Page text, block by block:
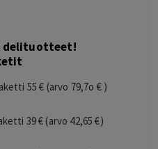
delituotteet!
55 € (arvo 79,7o € )
39 € (arvo 42,65 €)